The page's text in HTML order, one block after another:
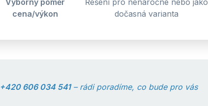
cena/výkon
dočasná varianta
+420 606 034 541– rádi poradíme, co bude pro vás